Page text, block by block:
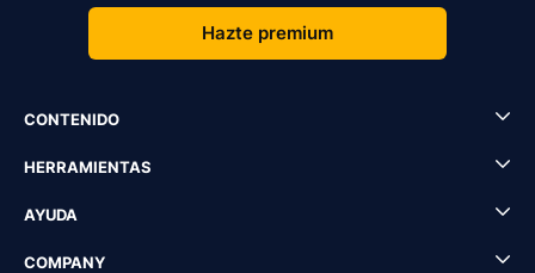
Hazte premium
CONTENIDO
HERRAMIENTAS
AYUDA
COMPANY